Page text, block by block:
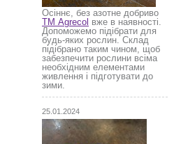
Осіннє, без азотне добриво
ТМ Agrecol вже в наявності.
Допоможемо підібрати для
будь-яких рослин. Склад
підібрано таким чином, щоб
забезпечити рослини всіма
необхідним елементами
живлення і підготувати до
зими.
25.01.2024